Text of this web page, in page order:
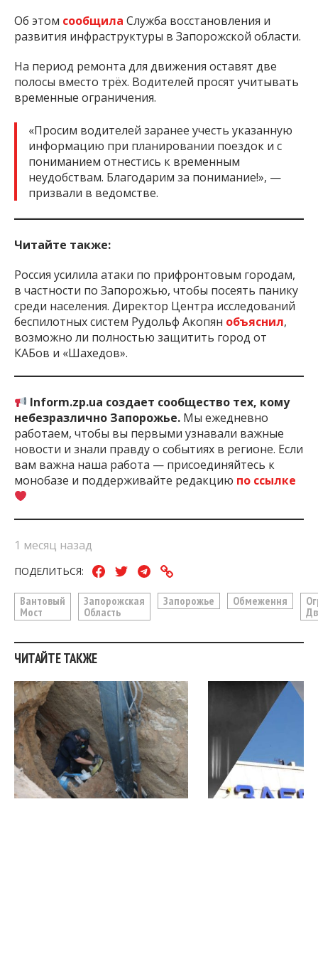
Об этом сообщила Служба восстановления и
развития инфраструктуры в Запорожской области.
На период ремонта для движения оставят две
полосы вместо трёх. Водителей просят учитывать
временные ограничения.
«Просим водителей заранее учесть указанную
информацию при планировании поездок и с
пониманием отнестись к временным
неудобствам. Благодарим за понимание!», —
призвали в ведомстве.
Читайте также:
Россия усилила атаки по прифронтовым городам,
в частности по Запорожью, чтобы посеять панику
среди населения. Директор Центра исследований
беспилотных систем Рудольф Акопян объяснил,
возможно ли полностью защитить город от
КАБов и «Шахедов».
Inform.zp.ua создает сообщество тех, кому
небезразлично Запорожье. Мы ежедневно
работаем, чтобы вы первыми узнавали важные
новости и знали правду о событиях в регионе. Если
вам важна наша работа — присоединяйтесь к
монобазе и поддерживайте редакцию по ссылке
1 месяц назад
ПОДЕЛИТЬСЯ:
Вантовый
Мост
Запорожская
Область
Запорожье Обмеження
ЧИТАЙТЕ ТАКЖЕ